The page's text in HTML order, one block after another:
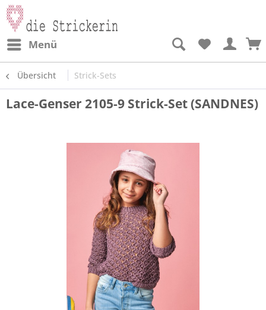
Menü
Übersicht Strick-Sets
Lace-Genser 2105-9 Strick-Set (SANDNES)